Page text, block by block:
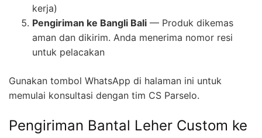
kerja)
Pengiriman ke Bangli Bali — Produk dikemas
aman dan dikirim. Anda menerima nomor resi
untuk pelacakan
Gunakan tombol WhatsApp di halaman ini untuk
memulai konsultasi dengan tim CS Parselo.
Pengiriman Bantal Leher Custom ke